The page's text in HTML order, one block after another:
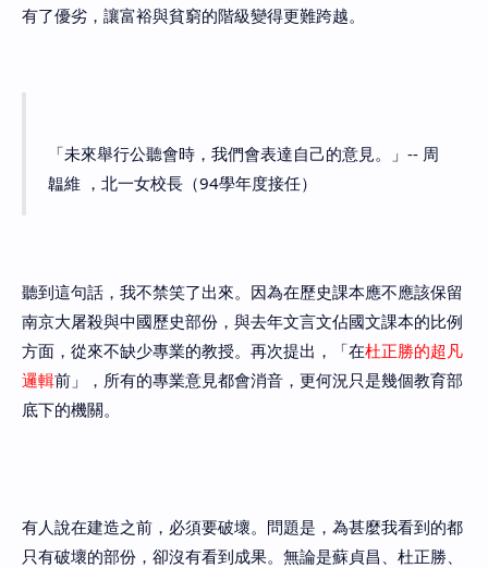
有了優劣，讓富裕與貧窮的階級變得更難跨越。
「未來舉行公聽會時，我們會表達自己的意見。」-- 周
韞維 ，北一女校長（94學年度接任）
聽到這句話，我不禁笑了出來。因為在歷史課本應不應該保留
南京大屠殺與中國歷史部份，與去年文言文佔國文課本的比例
方面，從來不缺少專業的教授。再次提出，「在杜正勝的超凡
邏輯前」，所有的專業意見都會消音，更何況只是幾個教育部
底下的機關。
有人說在建造之前，必須要破壞。問題是，為甚麼我看到的都
只有破壞的部份，卻沒有看到成果。無論是蘇貞昌、杜正勝、